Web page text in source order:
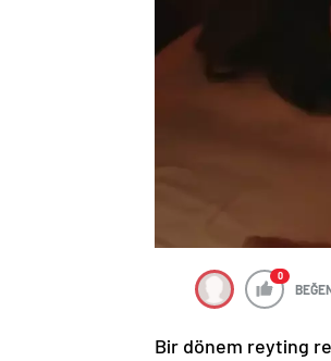
0
Bir dönem reyting